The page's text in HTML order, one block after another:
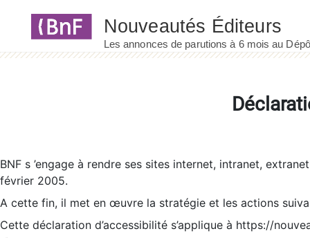
BNF s ’engage à rendre ses sites internet, intranet,
février 2005.
A cette fin, il met en œuvre la stratégie et les actions
Cette déclaration d’accessibilité s’applique à https://